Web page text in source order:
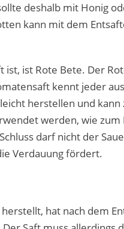
deshalb mit Honig
kann mit dem
ist, ist Rote Bete. Der
kennt jeder
herstellen und
werden, wie zum
darf nicht der
Verdauung fördert.
hat nach dem